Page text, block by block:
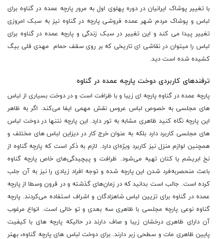
با تغییر پوشاک ایرانیان در دوره پهلوی اول به مرور پارچه عمده در گناوه برای
لباس و پوشاک مردم شهر عمده فروشی پارچه در گناوه نیز به سبک امروزی
تغییر پیدا می کند و این تغییر در سبک زندگی و پارچه عمده در گناوه برای
لباس را میتوان در نقاشی ای تاریخی که بر روی سقف حمام مهدی قلی بیگ
کشیده شده است دید.
ترفندهای کاربردی دوخت پارچه عمده در گناوه
پارچه عمده در گناوه پارچه ای زیبا و با ظرافت است و در دوخت بسیاری از لباس
های مجلسی به خصوص لباس عروس نقش مهمی ایفا می‌کند. اگر به ظاهر
این پارچه نگاه کنید ظاهری مشابه به تور دارد. این پارچه نتنها در دوخت لباس
های مجلسی کاربرد دارد بلکه به عنوان خرج کار در دیزاین لباس های مختلف و
همچنین لوازم منزل نیز کاربرد ویژه‌ای دارد. لازم به ذکر است که پارچه گناوه از
نخ ابریشم یا کتان تهیه می‌شود. ظرافت و پیچیدگی‌های خاص پارچه گناوه
باعث منحصربه‌فرد شدن این پارچه شده و توجه افراد زیادی را نیز به آن جلب
کرده است. جالب است بدانید که در زمان‌های گذشته و در قرون وسطا از پارچه
عمده در گناوه برای تزیین لباس شاهزادگان و اشراف استفاده می‌کردند. پارچه
گناوه نوعی پارچه مجلسی با ظاهری سه بعدی و تو خالی است. انواع مرغوب
آن دارای ظاهری درخشان زیبا و صاف دارند در حالیکه پارچه های با کیفیت
پایین ظاهری مات و سطحی زبر دارند. برای دوخت لباس های پارچه گناوه، بهتر